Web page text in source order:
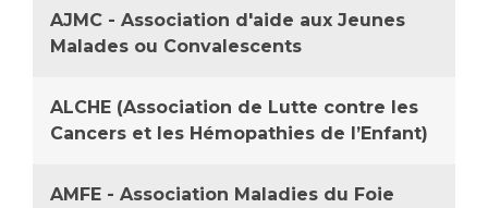
Qualité
Nos indicateurs qualité et de sécurité des soins
Protection des données
AJMC - Association d'aide aux Jeunes
Malades ou Convalescents
ALCHE (Association de Lutte contre les
Cancers et les Hémopathies de l’Enfant)
AMFE - Association Maladies du Foie